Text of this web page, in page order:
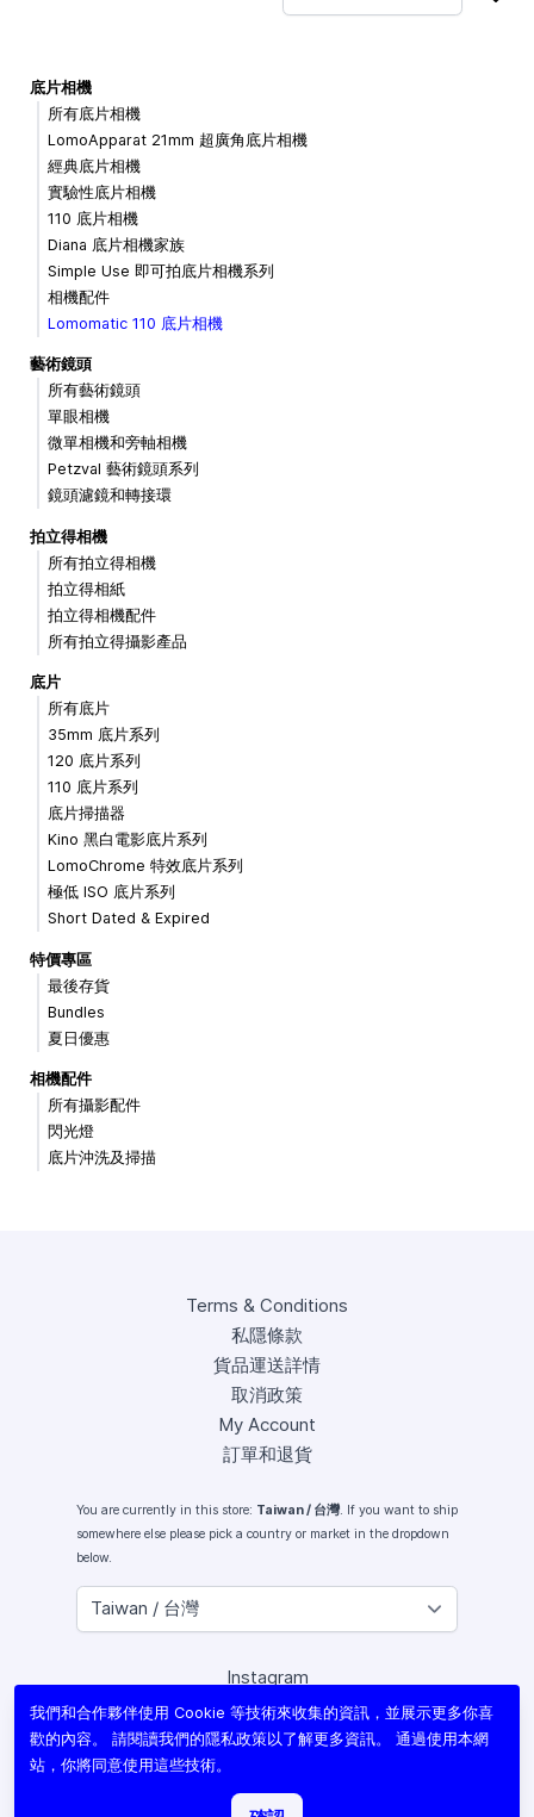
底片相機
所有底片相機
LomoApparat 21mm 超廣角底片相機
經典底片相機
實驗性底片相機
110 底片相機
Diana 底片相機家族
Simple Use 即可拍底片相機系列
相機配件
Lomomatic 110 底片相機
藝術鏡頭
所有藝術鏡頭
單眼相機
微單相機和旁軸相機
Petzval 藝術鏡頭系列
鏡頭濾鏡和轉接環
拍立得相機
所有拍立得相機
拍立得相紙
拍立得相機配件
所有拍立得攝影產品
底片
所有底片
35mm 底片系列
120 底片系列
110 底片系列
底片掃描器
Kino 黑白電影底片系列
LomoChrome 特效底片系列
極低 ISO 底片系列
Short Dated & Expired
特價專區
最後存貨
Bundles
夏日優惠
相機配件
所有攝影配件
閃光燈
底片沖洗及掃描
Terms & Conditions
私隱條款
貨品運送詳情
取消政策
My Account
訂單和退貨
You are currently in this store: Taiwan / 台灣. If you want to ship
somewhere else please pick a country or market in the dropdown
below.
Instagram
Facebook
X (Twitter)
Lomography
我們和合作夥伴使用 Cookie 等技術來收集的資訊，並展示更多你喜
歡的內容。 請閱讀我們的隱私政策以了解更多資訊。 通過使用本網
站，你將同意使用這些技術。